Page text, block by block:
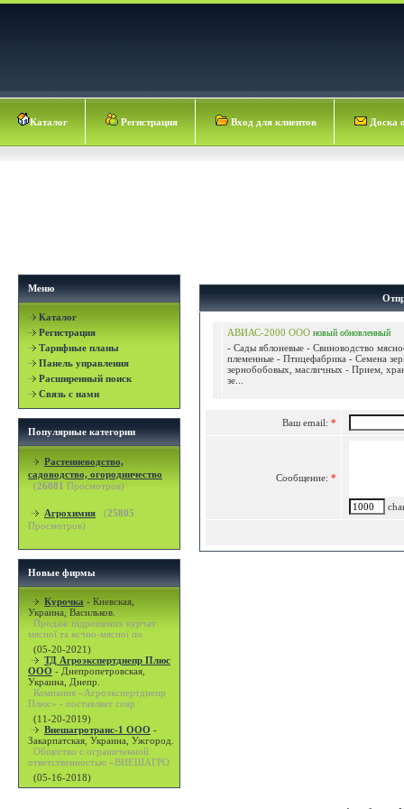
Каталог Регистрация Вход для клиентов Доска
Меню
Каталог
Регистрация
Тарифные планы
Панель управления
Расширенный поиск
Связь с нами
Популярные категории
Растениеводство,
садоводство, огородничество
(26081 Просмотров)
Агрохимия (25805
Просмотров)
Новые фирмы
Курочка - Киевская,
Украина, Васильков.
Продаж підрощених курчат
мясної та яєчно-мясної по
(05-20-2021)
ТД Агроэкспертднепр Плюс
ООО - Днепропетровская,
Украина, Днепр.
Компания «Агроэкспертднепр
Плюс» - поставляет совр
(11-20-2019)
Внешагротранс-1 ООО -
Закарпатская, Украина, Ужгород.
Общество с ограниченной
ответственностью «ВНЕШАГРО
(05-16-2018)
АВИАС-2000 ООО новый обновленный
- Сады яблоневые - Свиноводство
племенные - Птицефабрика - Семена
зернобобовых, масличных - Прием,
зе...
Ваш email: *
Сообщение: *